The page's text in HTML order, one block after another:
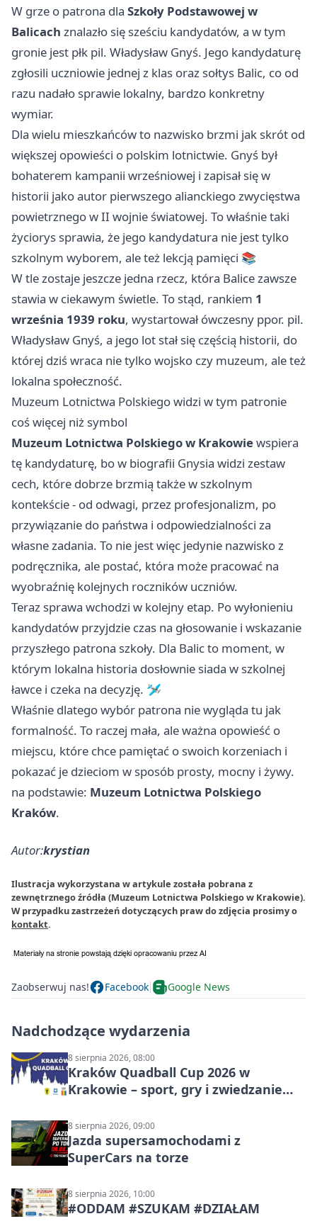
W grze o patrona dla Szkoły Podstawowej w
Balicach znalazło się sześciu kandydatów, a w tym
gronie jest płk pil. Władysław Gnyś. Jego kandydaturę
zgłosili uczniowie jednej z klas oraz sołtys Balic, co od
razu nadało sprawie lokalny, bardzo konkretny
wymiar.
Dla wielu mieszkańców to nazwisko brzmi jak skrót od
większej opowieści o polskim lotnictwie. Gnyś był
bohaterem kampanii wrześniowej i zapisał się w
historii jako autor pierwszego alianckiego zwycięstwa
powietrznego w II wojnie światowej. To właśnie taki
życiorys sprawia, że jego kandydatura nie jest tylko
szkolnym wyborem, ale też lekcją pamięci 📚
W tle zostaje jeszcze jedna rzecz, która Balice zawsze
stawia w ciekawym świetle. To stąd, rankiem 1
września 1939 roku, wystartował ówczesny ppor. pil.
Władysław Gnyś, a jego lot stał się częścią historii, do
której dziś wraca nie tylko wojsko czy muzeum, ale też
lokalna społeczność.
Muzeum Lotnictwa Polskiego widzi w tym patronie
coś więcej niż symbol
Muzeum Lotnictwa Polskiego w Krakowiewspiera
tę kandydaturę, bo w biografii Gnysia widzi zestaw
cech, które dobrze brzmią także w szkolnym
kontekście - od odwagi, przez profesjonalizm, po
przywiązanie do państwa i odpowiedzialności za
własne zadania. To nie jest więc jedynie nazwisko z
podręcznika, ale postać, która może pracować na
wyobraźnię kolejnych roczników uczniów.
Teraz sprawa wchodzi w kolejny etap. Po wyłonieniu
kandydatów przyjdzie czas na głosowanie i wskazanie
przyszłego patrona szkoły. Dla Balic to moment, w
którym lokalna historia dosłownie siada w szkolnej
ławce i czeka na decyzję. 🛩️
Właśnie dlatego wybór patrona nie wygląda tu jak
formalność. To raczej mała, ale ważna opowieść o
miejscu, które chce pamiętać o swoich korzeniach i
pokazać je dzieciom w sposób prosty, mocny i żywy.
na podstawie: Muzeum Lotnictwa Polskiego
Kraków.
Autor:krystian
Ilustracja wykorzystana w artykule została pobrana z
zewnętrznego źródła (Muzeum Lotnictwa Polskiego w Krakowie).
W przypadku zastrzeżeń dotyczących praw do zdjęcia prosimy o
kontakt.
Zaobserwuj nas! Facebook Google News
Nadchodzące wydarzenia
8 sierpnia 2026, 08:00
Kraków Quadball Cup 2026 w
Krakowie – sport, gry i zwiedzanie
8 sierpnia 2026, 09:00
Jazda supersamochodami z
SuperCars na torze
8 sierpnia 2026, 10:00
#ODDAM #SZUKAM #DZIAŁAM